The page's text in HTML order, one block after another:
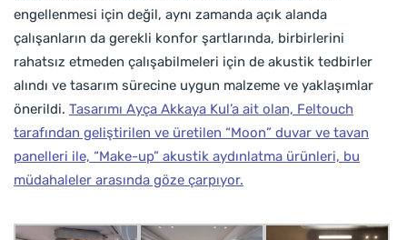
engellenmesi için değil, aynı zamanda açık alanda
çalışanların da gerekli konfor şartlarında, birbirlerini
rahatsız etmeden çalışabilmeleri için de akustik tedbirler
alındı ve tasarım sürecine uygun malzeme ve yaklaşımlar
önerildi. Tasarımı Ayça Akkaya Kul’a ait olan, Feltouch
tarafından geliştirilen ve üretilen “Moon” duvar ve tavan
panelleri ile, “Make-up” akustik aydınlatma ürünleri, bu
müdahaleler arasında göze çarpıyor.